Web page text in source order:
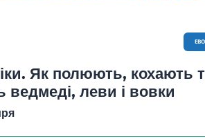
Як полюють, кохають
ведмеді, леви і вовки